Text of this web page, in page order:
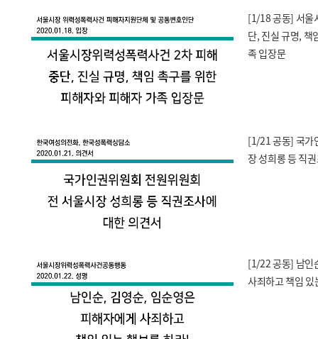
[1/18 공동] 서울
단, 진실 규명, 책
족 입장문
[1/21 공동] 국가
장 성희롱 등 직
[1/22 공동] 남인
사죄하고 책임